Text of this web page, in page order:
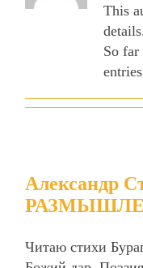
This
So far
Александр
Читаю стихи